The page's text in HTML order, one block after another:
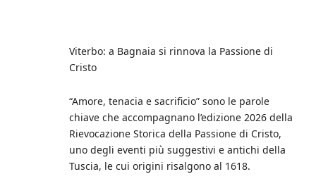
Viterbo: a Bagnaia si rinnova la Passione di
Cristo
“Amore, tenacia e sacrificio” sono le parole
chiave che accompagnano l’edizione 2026 della
Rievocazione Storica della Passione di Cristo,
uno degli eventi più suggestivi e antichi della
Tuscia, le cui origini risalgono al 1618.